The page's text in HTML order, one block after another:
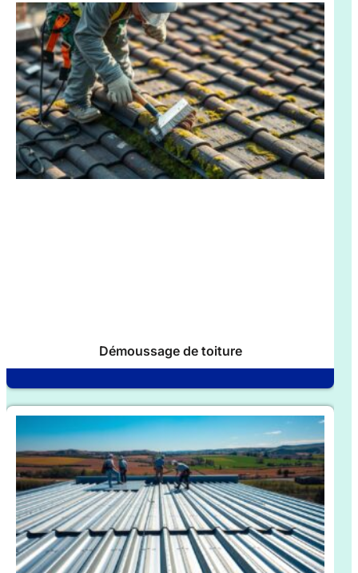
Démoussage de toiture